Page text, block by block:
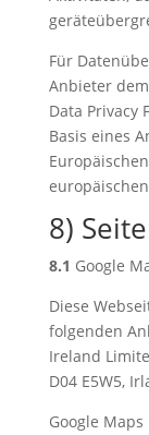
Für
Anbieter
Data Privacy
Basis eines
8)
8.1 Google
Diese
folgenden
Ireland
D04 E5W5,
Google